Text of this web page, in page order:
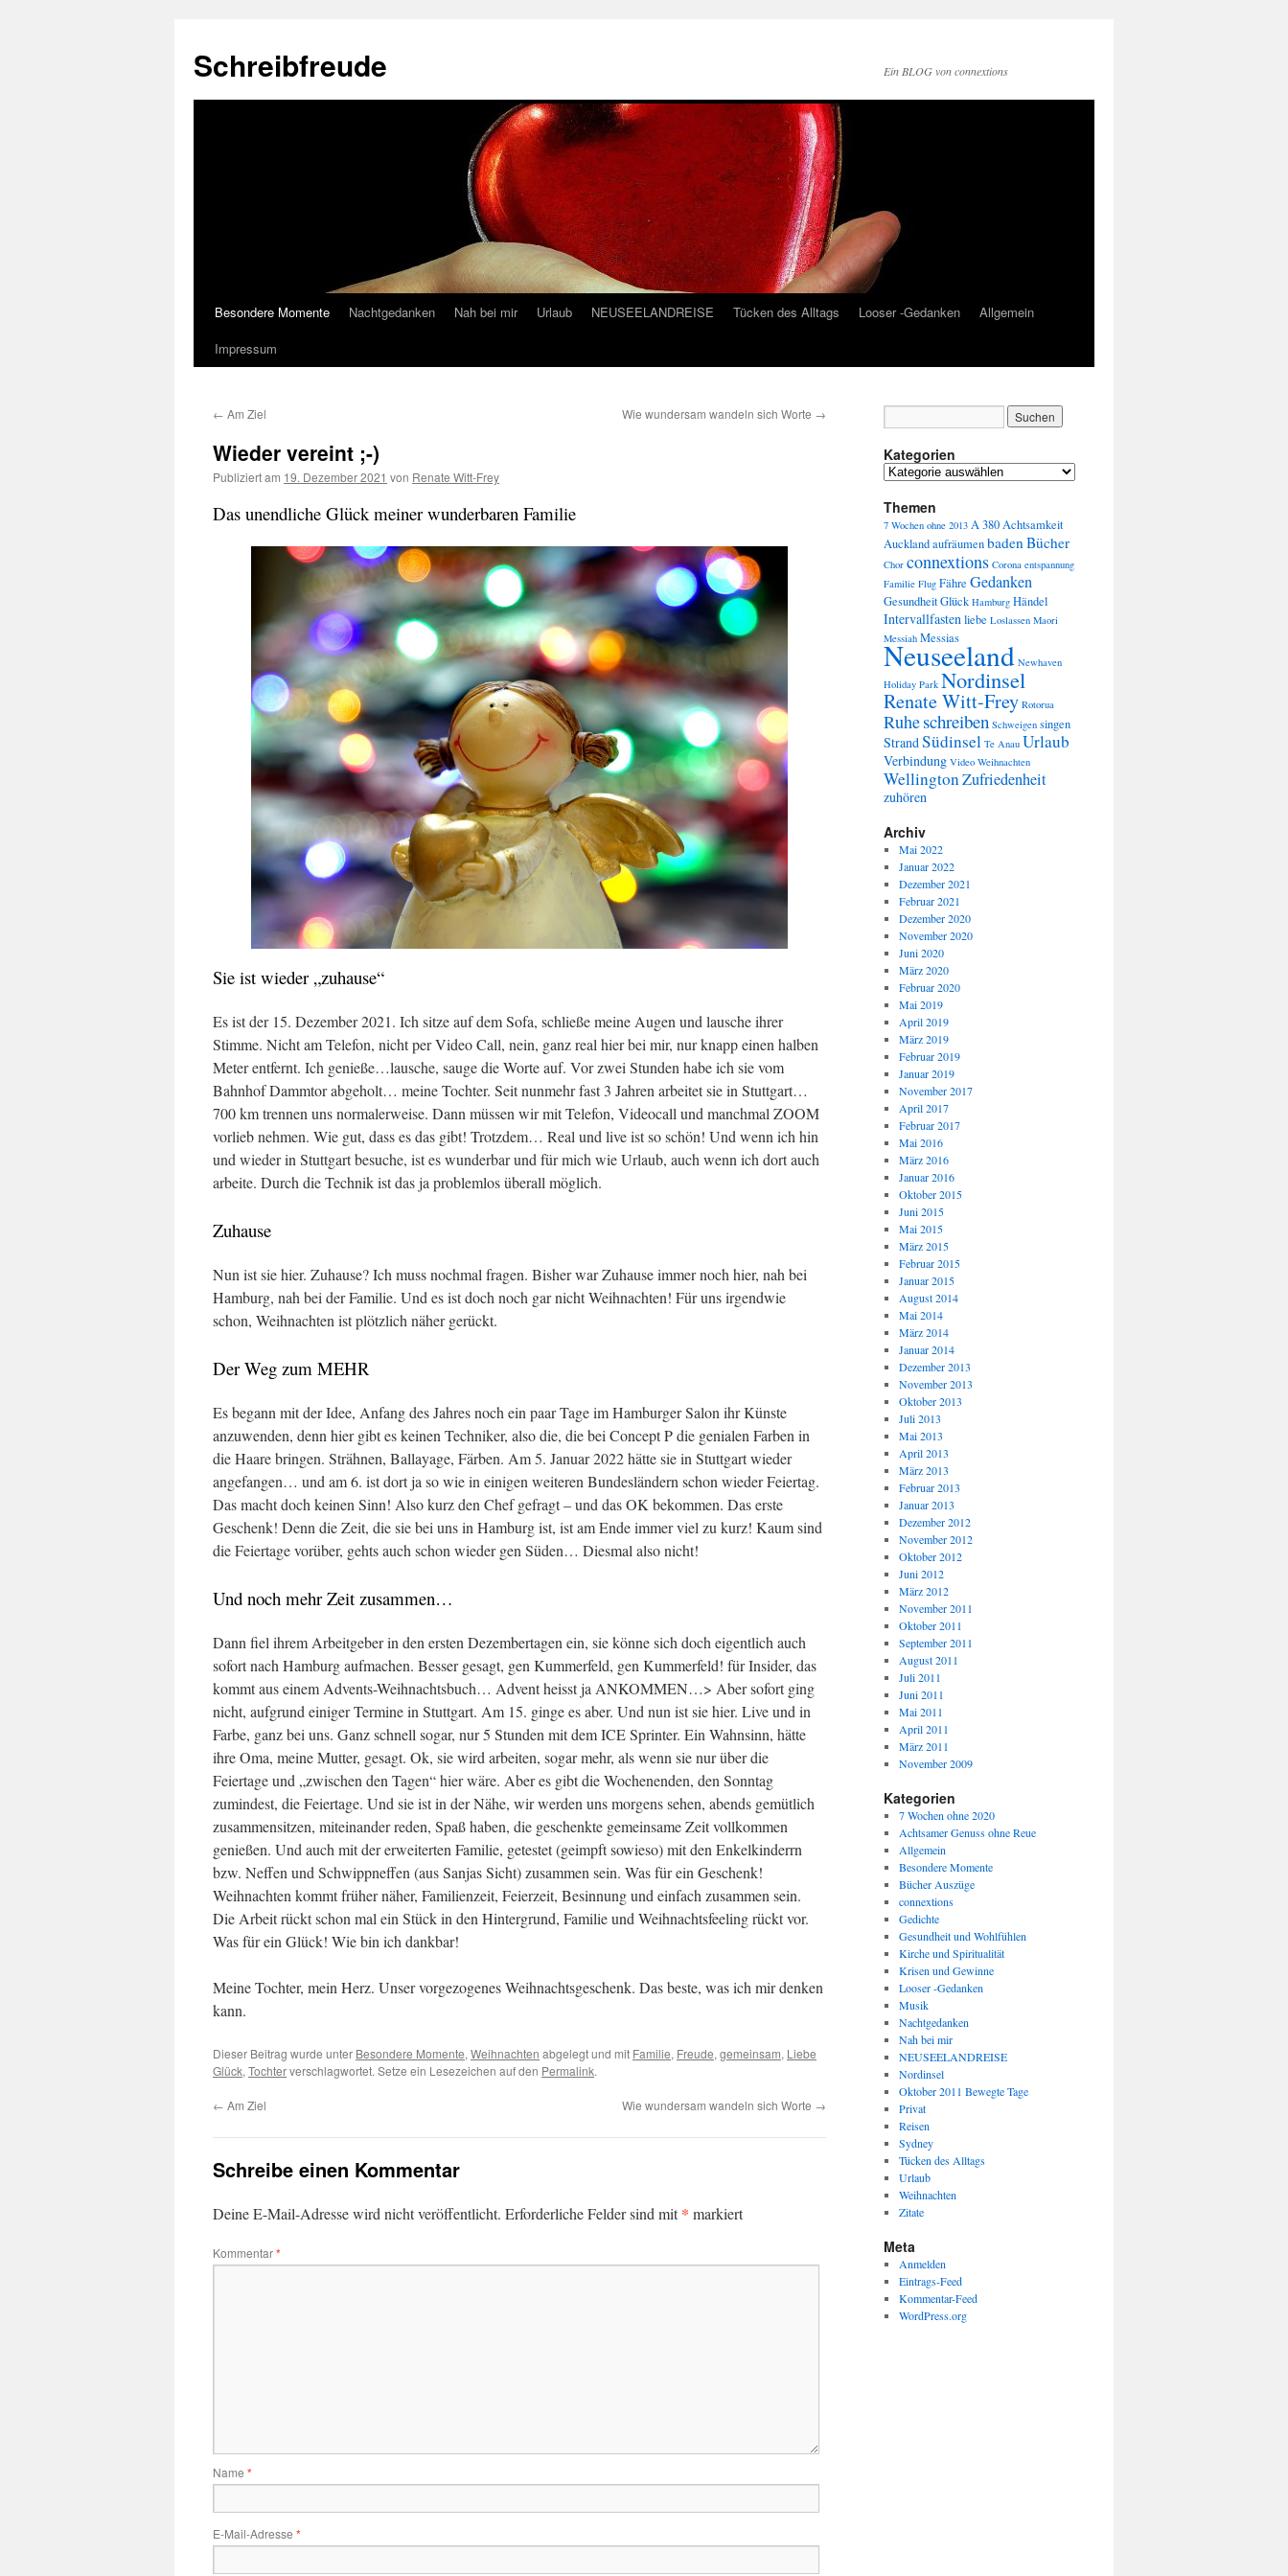
Schreibfreude Ein BLOG von connextions
Besondere Momente Nachtgedanken Nah bei mir Urlaub NEUSEELANDREISE Tücken des Alltags Looser -Gedanken
Allgemein
Impressum
← Am Ziel Wie wundersam wandeln sich Worte →
Wieder vereint ;-)
Publiziert am 19. Dezember 2021 von Renate Witt-Frey
Das unendliche Glück meiner wunderbaren Familie
Sie ist wieder „zuhause“
Es ist der 15. Dezember 2021. Ich sitze auf dem Sofa, schließe meine Augen und lausche ihrer
Stimme. Nicht am Telefon, nicht per Video Call, nein, ganz real hier bei mir, nur knapp einen halben
Meter entfernt. Ich genieße…lausche, sauge die Worte auf. Vor zwei Stunden habe ich sie vom
Bahnhof Dammtor abgeholt… meine Tochter. Seit nunmehr fast 3 Jahren arbeitet sie in Stuttgart…
700 km trennen uns normalerweise. Dann müssen wir mit Telefon, Videocall und manchmal ZOOM
vorlieb nehmen. Wie gut, dass es das gibt! Trotzdem… Real und live ist so schön! Und wenn ich hin
und wieder in Stuttgart besuche, ist es wunderbar und für mich wie Urlaub, auch wenn ich dort auch
arbeite. Durch die Technik ist das ja problemlos überall möglich.
Zuhause
Nun ist sie hier. Zuhause? Ich muss nochmal fragen. Bisher war Zuhause immer noch hier, nah bei
Hamburg, nah bei der Familie. Und es ist doch noch gar nicht Weihnachten! Für uns irgendwie
schon, Weihnachten ist plötzlich näher gerückt.
Der Weg zum MEHR
Es begann mit der Idee, Anfang des Jahres noch ein paar Tage im Hamburger Salon ihr Künste
anzuwenden, denn hier gibt es keinen Techniker, also die, die bei Concept P die genialen Farben in
die Haare bringen. Strähnen, Ballayage, Färben. Am 5. Januar 2022 hätte sie in Stuttgart wieder
angefangen… und am 6. ist dort ja so wie in einigen weiteren Bundesländern schon wieder Feiertag.
Das macht doch keinen Sinn! Also kurz den Chef gefragt – und das OK bekommen. Das erste
Geschenk! Denn die Zeit, die sie bei uns in Hamburg ist, ist am Ende immer viel zu kurz! Kaum sind
die Feiertage vorüber, gehts auch schon wieder gen Süden… Diesmal also nicht!
Und noch mehr Zeit zusammen…
Dann fiel ihrem Arbeitgeber in den ersten Dezembertagen ein, sie könne sich doch eigentlich auch
sofort nach Hamburg aufmachen. Besser gesagt, gen Kummerfeld, gen Kummerfeld! für Insider, das
kommt aus einem Advents-Weihnachtsbuch… Advent heisst ja ANKOMMEN…> Aber sofort ging
nicht, aufgrund einiger Termine in Stuttgart. Am 15. ginge es aber. Und nun ist sie hier. Live und in
Farbe, ganz bei uns. Ganz schnell sogar, nur 5 Stunden mit dem ICE Sprinter. Ein Wahnsinn, hätte
ihre Oma, meine Mutter, gesagt. Ok, sie wird arbeiten, sogar mehr, als wenn sie nur über die
Feiertage und „zwischen den Tagen“ hier wäre. Aber es gibt die Wochenenden, den Sonntag
zumindest, die Feiertage. Und sie ist in der Nähe, wir werden uns morgens sehen, abends gemütlich
zusammensitzen, miteinander reden, Spaß haben, die geschenkte gemeinsame Zeit vollkommen
genießen. Und auch mit der erweiterten Familie, getestet (geimpft sowieso) mit den Enkelkinderrn
bzw. Neffen und Schwippneffen (aus Sanjas Sicht) zusammen sein. Was für ein Geschenk!
Weihnachten kommt früher näher, Familienzeit, Feierzeit, Besinnung und einfach zusammen sein.
Die Arbeit rückt schon mal ein Stück in den Hintergrund, Familie und Weihnachtsfeeling rückt vor.
Was für ein Glück! Wie bin ich dankbar!
Meine Tochter, mein Herz. Unser vorgezogenes Weihnachtsgeschenk. Das beste, was ich mir denken
kann.
Dieser Beitrag wurde unter Besondere Momente, Weihnachten abgelegt und mit Familie, Freude, gemeinsam, Liebe
Glück, Tochterverschlagwortet. Setze ein Lesezeichen auf den Permalink.
← Am Ziel Wie wundersam wandeln sich Worte →
Schreibe einen Kommentar
Deine E-Mail-Adresse wird nicht veröffentlicht. Erforderliche Felder sind mit* markiert
Kommentar*
Name *
E-Mail-Adresse *
Kategorien
Themen
7 Wochen ohne 2013 A 380Achtsamkeit
AucklandaufräumenbadenBücher
Chor connextions Corona entspannung
Familie Flug Fähre Gedanken
GesundheitGlück Hamburg Händel
Intervallfastenliebe Loslassen Maori
Messiah Messias
Neuseeland Newhaven
Holiday Park Nordinsel
Renate Witt-Frey Rotorua
Ruheschreiben Schweigen singen
StrandSüdinsel Te Anau Urlaub
Verbindung Video Weihnachten
WellingtonZufriedenheit
zuhören
Archiv
Mai 2022
Januar 2022
Dezember 2021
Februar 2021
Dezember 2020
November 2020
Juni 2020
März 2020
Februar 2020
Mai 2019
April 2019
März 2019
Februar 2019
Januar 2019
November 2017
April 2017
Februar 2017
Mai 2016
März 2016
Januar 2016
Oktober 2015
Juni 2015
Mai 2015
März 2015
Februar 2015
Januar 2015
August 2014
Mai 2014
März 2014
Januar 2014
Dezember 2013
November 2013
Oktober 2013
Juli 2013
Mai 2013
April 2013
März 2013
Februar 2013
Januar 2013
Dezember 2012
November 2012
Oktober 2012
Juni 2012
März 2012
November 2011
Oktober 2011
September 2011
August 2011
Juli 2011
Juni 2011
Mai 2011
April 2011
März 2011
November 2009
Kategorien
7 Wochen ohne 2020
Achtsamer Genuss ohne Reue
Allgemein
Besondere Momente
Bücher Auszüge
connextions
Gedichte
Gesundheit und Wohlfühlen
Kirche und Spiritualität
Krisen und Gewinne
Looser -Gedanken
Musik
Nachtgedanken
Nah bei mir
NEUSEELANDREISE
Nordinsel
Oktober 2011 Bewegte Tage
Privat
Reisen
Sydney
Tücken des Alltags
Urlaub
Weihnachten
Zitate
Meta
Anmelden
Eintrags-Feed
Kommentar-Feed
WordPress.org